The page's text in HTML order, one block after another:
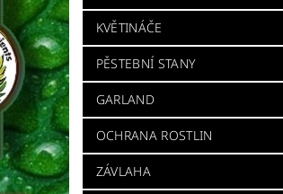
KVĚTINÁČE
PĚSTEBNÍ STANY
GARLAND
OCHRANA ROSTLIN
ZÁVLAHA